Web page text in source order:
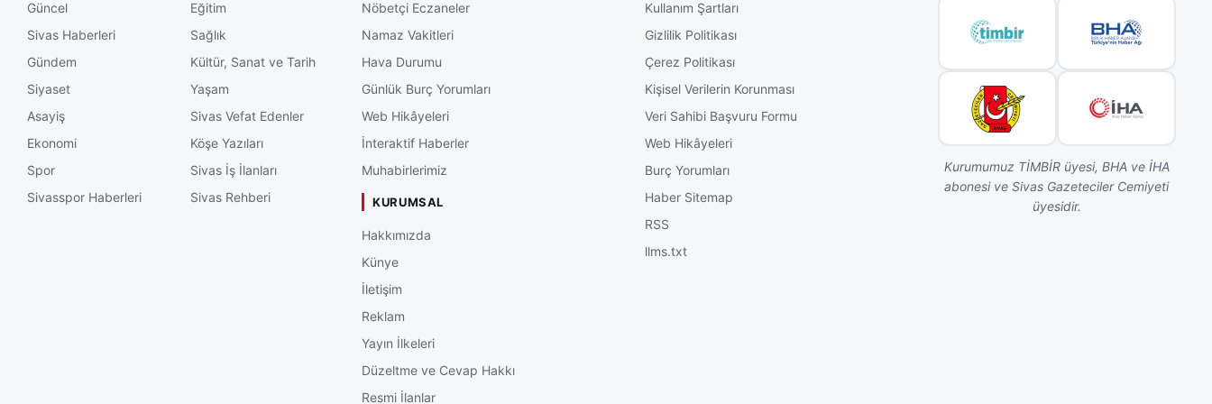
yatırımlarından sağlık projelerine kadar birçok alanda incelemelerde bulunan
Abdullah Güler, Sivas’ta devam eden çalışmaların yakından takip edildiğini vurguladı.
Şehrin gelişimine katkı sağlayacak projelerin planlanan takvim doğrultusunda
ilerlediğini ifade eden Güler, vatandaşların yaşam kalitesini artıracak yatırımlar için
gerekli desteğin sürdürüleceğini belirtti.
Sivas’taki son dakika gelişmeleri ve yerel gündem haberleri için
Güncel
Sivas Haberleri
Gündem
Siyaset
Asayiş
Ekonomi
Spor
Sivasspor Haberleri
Eğitim
Sağlık
Kültür, Sanat ve Tarih
Yaşam
Sivas Vefat Edenler
Köşe Yazıları
Sivas İş İlanları
Sivas Rehberi
Nöbetçi Eczaneler
Namaz Vakitleri
Hava Durumu
Günlük Burç Yorumları
Web Hikâyeleri
İnteraktif Haberler
Muhabirlerimiz
KURUMSAL
Hakkımızda
Künye
İletişim
Reklam
Yayın İlkeleri
Düzeltme ve Cevap Hakkı
Resmi İlanlar
Kullanım Şartları
Gizlilik Politikası
Çerez Politikası
Kişisel Verilerin Korunması
Veri Sahibi Başvuru Formu
Web Hikâyeleri
Burç Yorumları
Haber Sitemap
RSS
llms.txt
Kurumumuz TİMBİR üyesi, BHA ve İHA
abonesi ve Sivas Gazeteciler Cemiyeti
üyesidir.